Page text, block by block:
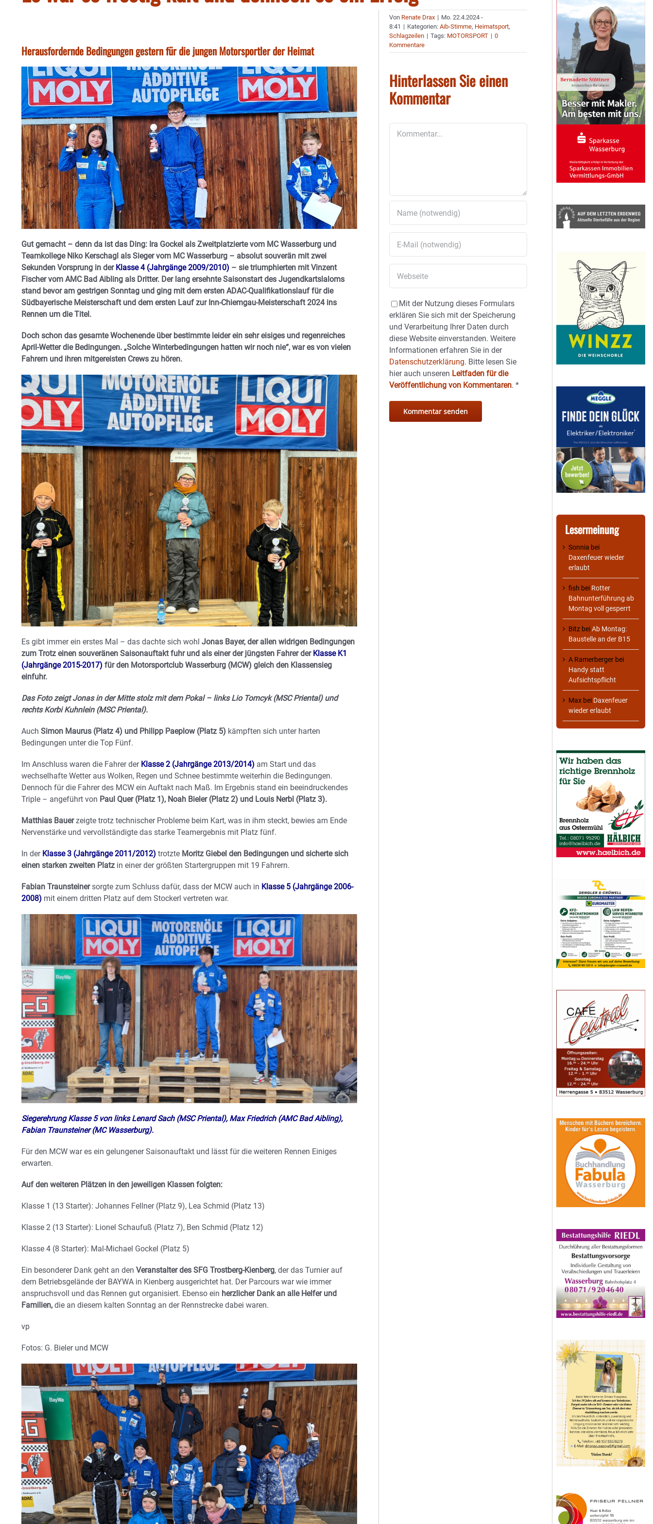
Herausfordernde Bedingungen gestern für die jungen Motorsportler der Heimat
Gut gemacht – denn da ist das Ding: Ira Gockel als Zweitplatzierte vom MC Wasserburg und
Teamkollege Niko Kerschagl als Sieger vom MC Wasserburg – absolut souverän mit zwei
Sekunden Vorsprung in der Klasse 4 (Jahrgänge 2009/2010) – sie triumphierten mit Vinzent
Fischer vom AMC Bad Aibling als Dritter. Der lang ersehnte Saisonstart des Jugendkartslaloms
stand bevor am gestrigen Sonntag und ging mit dem ersten ADAC-Qualifikationslauf für die
Südbayerische Meisterschaft und dem ersten Lauf zur Inn-Chiemgau-Meisterschaft 2024 ins
Rennen um die Titel.
Doch schon das gesamte Wochenende über bestimmte leider ein sehr eisiges und regenreiches
April-Wetter die Bedingungen. „Solche Winterbedingungen hatten wir noch nie“, war es von vielen
Fahrern und ihren mitgereisten Crews zu hören.
Es gibt immer ein erstes Mal – das dachte sich wohl Jonas Bayer, der allen widrigen Bedingungen
zum Trotz einen souveränen Saisonauftakt fuhr und als einer der jüngsten Fahrer der Klasse K1
(Jahrgänge 2015-2017) für den Motorsportclub Wasserburg (MCW) gleich den Klassensieg
einfuhr.
Das Foto zeigt Jonas in der Mitte stolz mit dem Pokal – links Lio Tomcyk (MSC Priental) und
rechts Korbi Kuhnlein (MSC Priental).
Auch Simon Maurus (Platz 4) und Philipp Paeplow (Platz 5) kämpften sich unter harten
Bedingungen unter die Top Fünf.
Im Anschluss waren die Fahrer der Klasse 2 (Jahrgänge 2013/2014) am Start und das
wechselhafte Wetter aus Wolken, Regen und Schnee bestimmte weiterhin die Bedingungen.
Dennoch für die Fahrer des MCW ein Auftakt nach Maß. Im Ergebnis stand ein beeindruckendes
Triple – angeführt von Paul Quer (Platz 1), Noah Bieler (Platz 2) und Louis Nerbl (Platz 3).
Matthias Bauerzeigte trotz technischer Probleme beim Kart, was in ihm steckt, bewies am Ende
Nervenstärke und vervollständigte das starke Teamergebnis mit Platz fünf.
In der Klasse 3 (Jahrgänge 2011/2012) trotzte Moritz Giebel den Bedingungen und sicherte sich
einen starken zweiten Platz in einer der größten Startergruppen mit 19 Fahrern.
Fabian Traunsteinersorgte zum Schluss dafür, dass der MCW auch in Klasse 5 (Jahrgänge 2006-
2008) mit einem dritten Platz auf dem Stockerl vertreten war.
Siegerehrung Klasse 5 von links Lenard Sach (MSC Priental), Max Friedrich (AMC Bad Aibling),
Fabian Traunsteiner (MC Wasserburg).
Für den MCW war es ein gelungener Saisonauftakt und lässt für die weiteren Rennen Einiges
erwarten.
Auf den weiteren Plätzen in den jeweiligen Klassen folgten:
Klasse 1 (13 Starter): Johannes Fellner (Platz 9), Lea Schmid (Platz 13)
Klasse 2 (13 Starter): Lionel Schaufuß (Platz 7), Ben Schmid (Platz 12)
Klasse 4 (8 Starter): Mal-Michael Gockel (Platz 5)
Ein besonderer Dank geht an den Veranstalter des SFG Trostberg-Kienberg, der das Turnier auf
dem Betriebsgelände der BAYWA in Kienberg ausgerichtet hat. Der Parcours war wie immer
anspruchsvoll und das Rennen gut organisiert. Ebenso ein herzlicher Dank an alle Helfer und
Familien, die an diesem kalten Sonntag an der Rennstrecke dabei waren.
vp
Fotos: G. Bieler und MCW
Von Renate Drax | Mo. 22.4.2024 -
8:41 | Kategorien:Aib-Stimme, Heimatsport,
Schlagzeilen | Tags: MOTORSPORT | 0
Kommentare
Hinterlassen Sie einen
Kommentar
Mit der Nutzung dieses Formulars
erklären Sie sich mit der Speicherung
und Verarbeitung Ihrer Daten durch
diese Website einverstanden. Weitere
Informationen erfahren Sie in der
Datenschutzerklärung. Bitte lesen Sie
hier auch unseren Leitfaden für die
Veröffentlichung von Kommentaren.*
Lesermeinung
Sonnia bei
Daxenfeuer wieder
erlaubt
fish bei Rotter
Bahnunterführung ab
Montag voll gesperrt
Bitz beiAb Montag:
Baustelle an der B15
A Ramerberger bei
Handy statt
Aufsichtspflicht
Max bei Daxenfeuer
wieder erlaubt